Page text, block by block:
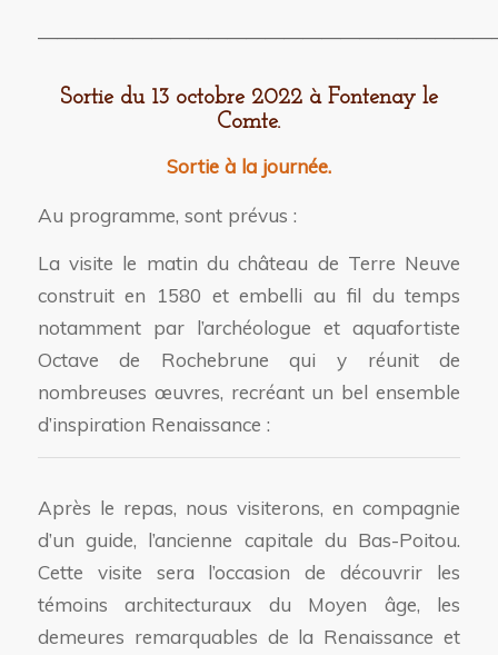
Sortie du 13 octobre 2022 à Fontenay le
Comte.
Sortie à la journée.
Au programme, sont prévus :
La visite le matin du château de Terre Neuve
construit en 1580 et embelli au fil du temps
notamment par l’archéologue et aquafortiste
Octave de Rochebrune qui y réunit de
nombreuses œuvres, recréant un bel ensemble
d’inspiration Renaissance :
Après le repas, nous visiterons, en compagnie
d’un guide, l’ancienne capitale du Bas-Poitou.
Cette visite sera l’occasion de découvrir les
témoins architecturaux du Moyen âge, les
demeures remarquables de la Renaissance et